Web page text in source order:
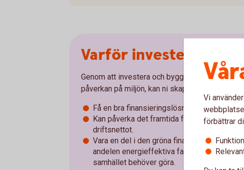
Varför investera i
Genom att investera och bygga mer energi-
påverkan på miljön, kan ni skapa många
Få en bra finansieringslösning
Kan påverka det framtida fastighetsvärdet
driftsnettot.
Vara en del i den gröna
andelen energieffektiva fastigheter som är
samhället behöver göra.
Vi
förbättrar